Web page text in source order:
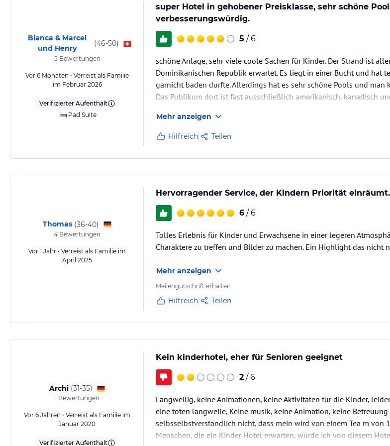
Bianca & Marcel
und Henry
(46-50)
5Bewertungen
Vor 6 Monaten • Verreist als Familie
im Februar 2026
Verifizierter Aufenthalt
Pad Suite
super Hotel in gehobener Preisklasse, sehr schöne
verbesserungswürdig.
5 / 6
schöne Anlage, sehr viele coole Sachen für Kinder. Der Strand ist
Dominikanischen Republik erwartet. Es liegt in einer Bucht und hat
garnicht baden durfte. Allerdings hat es sehr schöne Pools und
Das Publikum dort ist fast ausschließlich amerikanisch, kanadisch
Mehr anzeigen
Hilfreich Teilen
Thomas (36-40)
4 Bewertungen
Vor 1 Jahr • Verreist als Familie im
April 2025
Hervorragender Service, der Kindern Priorität
6 / 6
Tolles Erlebnis für Kinder und Erwachsene in einer legeren
Charaktere zu treffen und Bilder zu machen. Ein Highlight das nicht
Mehr anzeigen
Meilengutschrift erhalten
Hilfreich Teilen
Archi (31-35)
1 Bewertungen
Vor 6 Jahren • Verreist als Familie im
Januar 2020
Verifizierter Aufenthalt
Kein kinderhotel, eher für Senioren geeignet
2 / 6
Langweilig, keine Animationen, keine Aktivitäten für die Kinder,
eine toten langweile, Keine musik, keine Animation, keine
selbsselbstverständlich nicht, dass mein wird von einem Tea m von
Menschen, die ein Kinder Hotel erwarten, würde ich von diesem